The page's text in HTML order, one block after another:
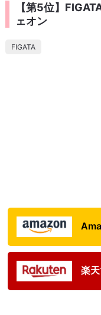
【第5位】
ェオン
FIGATA
楽